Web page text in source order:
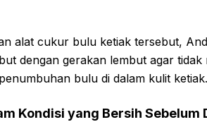
alat cukur bulu ketiak tersebut,
dengan gerakan lembut agar tidak
bulu di dalam kulit ketiak.
Kondisi yang Bersih Sebelum